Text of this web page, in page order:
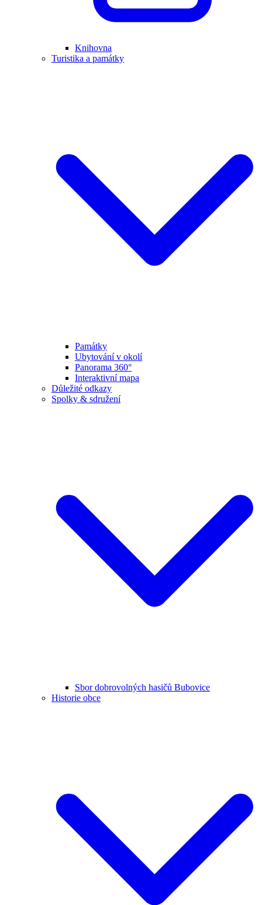
Knihovna
Turistika a památky
Památky
Ubytování v okolí
Panorama 360°
Interaktivní mapa
Důležité odkazy
Spolky & sdružení
Sbor dobrovolných hasičů Bubovice
Historie obce